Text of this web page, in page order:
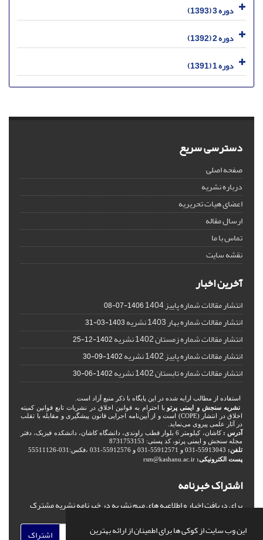
این وب سایت از کوکی ها برای اطمینان از ارائه بهترین
دوره 3 (1393)
دوره 2 (1392)
دوره 1 (1391)
دسترسی سریع
صفحه اصلی
درباره نشریه
اعضای هیات تحریریه
ارسال مقاله
تماس با ما
نقشه سایت
آخرین اخبار
انتشار مقالات شماره پاییز 1404 1406-07-08
انتشار مقالات شماره بهار 1403 نشریه 1403-03-31
انتشار مقالات شماره زمستان 1402 نشریه 1402-12-25
انتشار مقالات شماره پاییز 1402 نشریه 1402-09-30
انتشار مقالات شماره تابستان 1402 نشریه 1402-06-30
استفاده از مطالب ارایه شده در این پایگاه با ذکر منبع آزاد است.
نشریه سنجش و ایمنی پرتو با احترام به قوانین اخلاق در نشریات تابع قوانین کمیته
اخلاق در انتشار (COPE) است و از آیین‌نامه اجرایی قانون پیشگیری و مقابله با تقلب
در آثار علمی پیروی می‌نماید.
آدرس :
کاشان، کیلومتر 6 بلوار قطب راوندی، دانشگاه کاشان، دانشکده فیزیک، دفتر
مجله سنجش و ایمنی پرتو، کد پستی: 8731753153
تلفن:
پست الکترونیکی: rsm@kashanu.ac.ir
اشتراک خبرنامه
برای دریافت اخبار و اطلاعیه های مهم نشریه در خبرنامه نشریه مشترک
اشتراک